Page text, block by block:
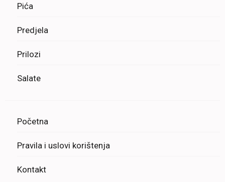
Pića
Predjela
Prilozi
Salate
Početna
Pravila i uslovi korištenja
Kontakt